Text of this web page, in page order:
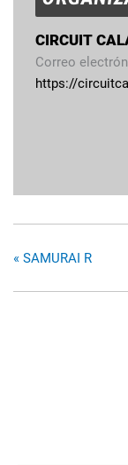
CIRCUIT
Correo
https://
« SAMURAI R